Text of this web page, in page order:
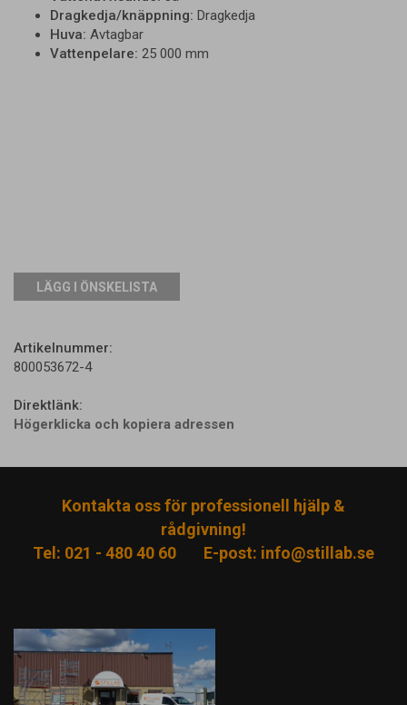
Dragkedja/knäppning: Dragkedja
Huva: Avtagbar
Vattenpelare: 25 000 mm
LÄGG I ÖNSKELISTA
Artikelnummer:
800053672-4
Direktlänk:
Högerklicka och kopiera adressen
Kontakta oss för professionell hjälp &
rådgivning!
Tel: 021 - 480 40 60
E-post: info@stillab.se